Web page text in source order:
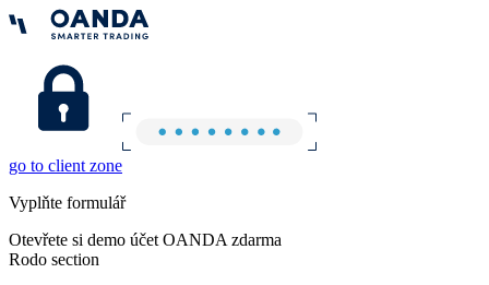
go to client zone
Vyplňte formulář
Otevřete si demo účet OANDA zdarma
Rodo section